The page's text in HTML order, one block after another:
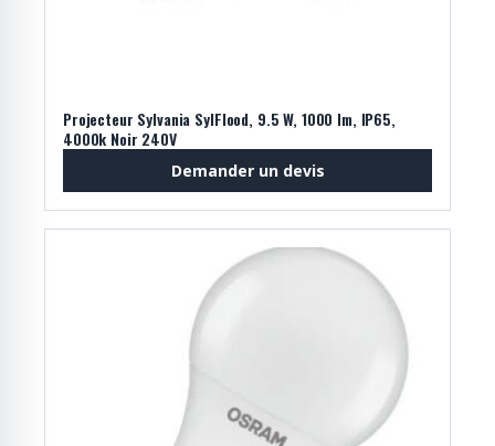
Projecteur Sylvania SylFlood, 9.5 W, 1000 lm, IP65,
4000k Noir 240V
Demander un devis